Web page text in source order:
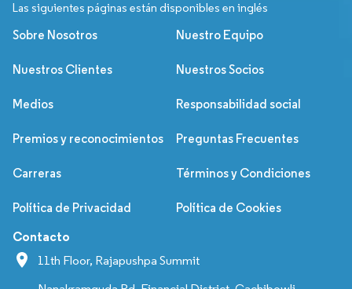
Las siguientes páginas están disponibles en inglés
Sobre Nosotros Nuestro Equipo
Nuestros Clientes Nuestros Socios
Medios Responsabilidad social
Premios y reconocimientos Preguntas Frecuentes
Carreras Términos y Condiciones
Política de Privacidad Política de Cookies
Contacto
11th Floor, Rajapushpa Summit